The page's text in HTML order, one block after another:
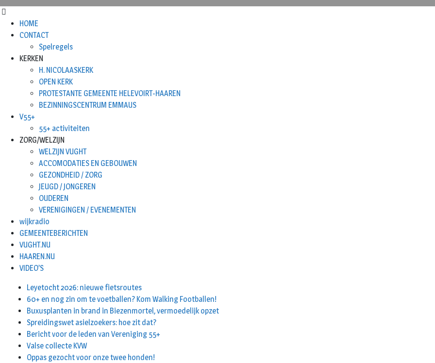
HOME
CONTACT
Spelregels
KERKEN
H. NICOLAASKERK
OPEN KERK
PROTESTANTE GEMEENTE HELEVOIRT-HAAREN
BEZINNINGSCENTRUM EMMAUS
V55+
55+ activiteiten
ZORG/WELZIJN
WELZIJN VUGHT
ACCOMODATIES EN GEBOUWEN
GEZONDHEID / ZORG
JEUGD / JONGEREN
OUDEREN
VERENIGINGEN / EVENEMENTEN
wijkradio
GEMEENTEBERICHTEN
VUGHT.NU
HAAREN.NU
VIDEO’S
Leyetocht 2026: nieuwe fietsroutes
60+ en nog zin om te voetballen? Kom Walking Footballen!
Buxusplanten in brand in Biezenmortel, vermoedelijk opzet
Spreidingswet asielzoekers: hoe zit dat?
Bericht voor de leden van Vereniging 55+
Valse collecte KVW
Oppas gezocht voor onze twee honden!